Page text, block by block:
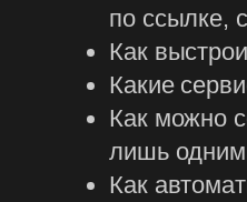
по ссылке,
Как
Какие
Как можно
лишь одним
Как